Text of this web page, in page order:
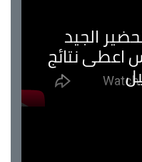
الجيد
اعطى نتائج